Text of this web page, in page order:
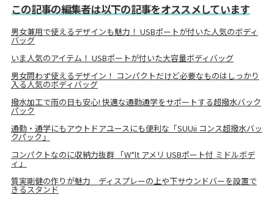
この記事の編集者は以下の記事をオススメしています
男女兼用で使えるデザインも魅力！ USBポートが付いた人気のボディ
バッグ
いま人気のアイテム！ USBポートが付いた大容量ボディバッグ
男女問わず使えるデザイン！ コンパクトだけど必要なものはしっかり
入る人気のボディバッグ
撥水加工で雨の日も安心! 快適な通勤通学をサポートする超撥水バック
パック
通勤・通学にもアウトドアユースにも便利な「SUUii コンス超撥水バッ
クパック」
コンパクトなのに収納力抜群 「W*lt アメリ USBポート付 ミドルボデ
ィ」
質実剛健の作りが魅力 ディスプレーの上や下サウンドバーを設置で
きるスタンド